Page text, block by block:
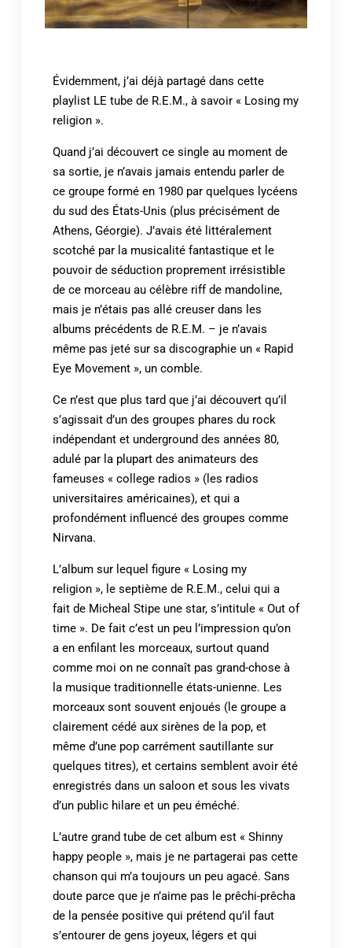
Évidemment, j’ai déjà partagé dans cette
playlist LE tube de R.E.M., à savoir « Losing my
religion ».
Quand j’ai découvert ce single au moment de
sa sortie, je n’avais jamais entendu parler de
ce groupe formé en 1980 par quelques lycéens
du sud des États-Unis (plus précisément de
Athens, Géorgie). J’avais été littéralement
scotché par la musicalité fantastique et le
pouvoir de séduction proprement irrésistible
de ce morceau au célèbre riff de mandoline,
mais je n’étais pas allé creuser dans les
albums précédents de R.E.M. – je n’avais
même pas jeté sur sa discographie un « Rapid
Eye Movement », un comble.
Ce n’est que plus tard que j’ai découvert qu’il
s’agissait d’un des groupes phares du rock
indépendant et underground des années 80,
adulé par la plupart des animateurs des
fameuses « college radios » (les radios
universitaires américaines), et qui a
profondément influencé des groupes comme
Nirvana.
L’album sur lequel figure « Losing my
religion », le septième de R.E.M., celui qui a
fait de Micheal Stipe une star, s’intitule « Out of
time ». De fait c’est un peu l’impression qu’on
a en enfilant les morceaux, surtout quand
comme moi on ne connaît pas grand-chose à
la musique traditionnelle états-unienne. Les
morceaux sont souvent enjoués (le groupe a
clairement cédé aux sirènes de la pop, et
même d’une pop carrément sautillante sur
quelques titres), et certains semblent avoir été
enregistrés dans un saloon et sous les vivats
d’un public hilare et un peu éméché.
L’autre grand tube de cet album est « Shinny
happy people », mais je ne partagerai pas cette
chanson qui m’a toujours un peu agacé. Sans
doute parce que je n’aime pas le prêchi-prêcha
de la pensée positive qui prétend qu’il faut
s’entourer de gens joyeux, légers et qui